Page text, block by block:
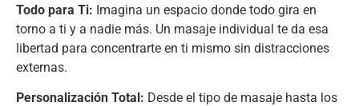
Todo para Ti: Imagina un espacio donde todo gira en
torno a ti y a nadie más. Un masaje individual te da esa
libertad para concentrarte en ti mismo sin distracciones
externas.
Personalización Total: Desde el tipo de masaje hasta los